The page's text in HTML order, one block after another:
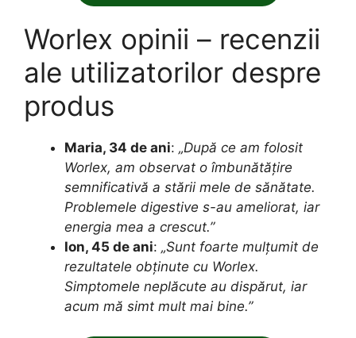
Worlex opinii – recenzii
ale utilizatorilor despre
produs
Maria, 34 de ani: „După ce am folosit
Worlex, am observat o îmbunătățire
semnificativă a stării mele de sănătate.
Problemele digestive s-au ameliorat, iar
energia mea a crescut.”
Ion, 45 de ani: „Sunt foarte mulțumit de
rezultatele obținute cu Worlex.
Simptomele neplăcute au dispărut, iar
acum mă simt mult mai bine.”